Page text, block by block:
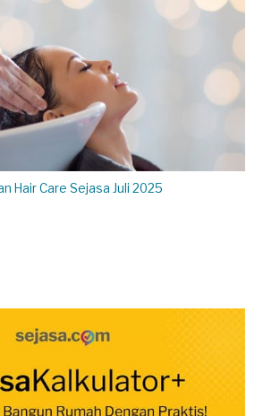
Hair Care Sejasa Juli 2025